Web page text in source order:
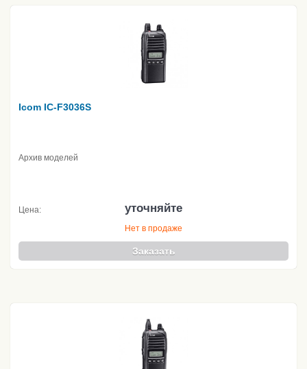
Icom IC-F3036S
Архив моделей
Цена: уточняйте
Нет в продаже
Заказать